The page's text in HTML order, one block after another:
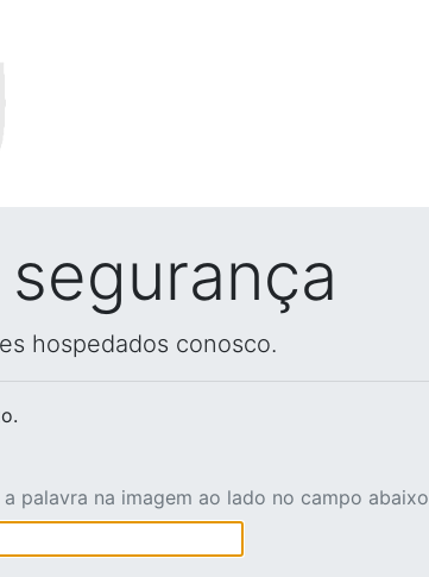
hospedados conosco.
palavra na imagem ao lado no campo abaixo